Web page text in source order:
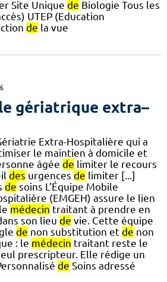
Site Unique de Biologie Tous les
UTEP (Education
de la vue
gériatrique extra–
Extra-Hospitalière qui a
le maintien à domicile et
âgée de limiter le recours
des urgences de limiter [...]
de soins L’Équipe Mobile
(EMGEH) assure le lien
médecin traitant à prendre en
son lieu de vie. Cette équipe
de non substitution et de non
: le médecin traitant reste le
prescripteur. Elle rédige un
de Soins adressé